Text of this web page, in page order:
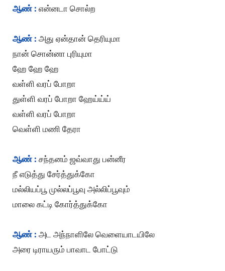
ஆண் : என்னடா சொல்ற
ஆண் : அது ஏன்தான் தெரியுமா
நான் சொன்னா புரியுமா
ஹே ஹே ஹே
வள்ளி வரப் போறா
துள்ளி வரப் போறா ஹேய்ய்ய்
வள்ளி வரப் போறா
வெள்ளி மணி தேரா
ஆண் : சந்தனம் ஜவ்வாது பன்னீர
நீ எடுத்து சேர்த்துக்கோ
மல்லியப்பூ முல்லப்பூவு அல்லிப்பூவும்
மாலை கட்டி கோர்த்துக்கோ
ஆண் : அட அந்நாளிலே வெளையாடயிலே
அரை டிராயரும் பாவாட போட்டு